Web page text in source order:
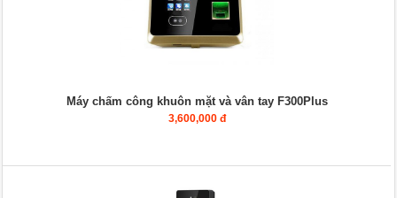
Máy chấm công khuôn mặt và vân tay F300Plus
3,600,000 đ